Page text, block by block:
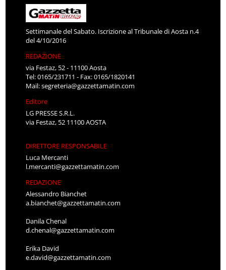
Settimanale del Sabato. Iscrizione al Tribunale di Aosta n.4
del 4/10/2016
REDAZIONE
via Festaz, 52 - 11100 Aosta
Tel: 0165/231711 - Fax: 0165/1820141
Mail:segreteria@gazzettamatin.com
Editore
LG PRESSE S.R.L.
via Festaz, 52 11100 AOSTA
DIRETTORE RESPONSABILE
Luca Mercanti
l.mercanti@gazzettamatin.com
REDAZIONE
Alessandro Bianchet
a.bianchet@gazzettamatin.com
Danila Chenal
d.chenal@gazzettamatin.com
Erika David
e.david@gazzettamatin.com